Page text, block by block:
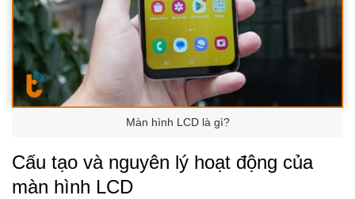
Màn hình LCD là gì?
Cấu tạo và nguyên lý hoạt động của
màn hình LCD